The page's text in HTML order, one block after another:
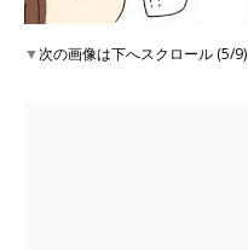
▼次の画像は下へスクロール (5/9)